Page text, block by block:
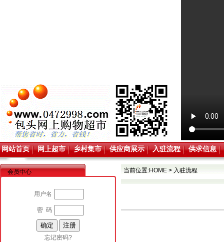
网站首页 网上超市 乡村集市 供应商展示 入驻流程 供求信息
会员中心
用户名
密 码
忘记密码?
当前位置:HOME > 入驻流程